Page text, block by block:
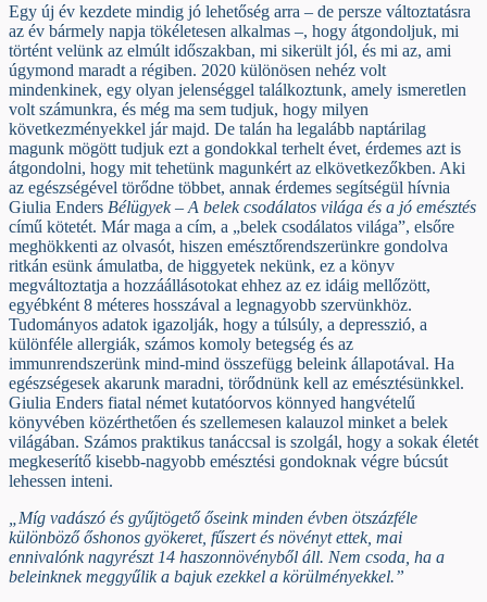
Egy új év kezdete mindig jó lehetőség arra – de persze változtatásra
az év bármely napja tökéletesen alkalmas –, hogy átgondoljuk, mi
történt velünk az elmúlt időszakban, mi sikerült jól, és mi az, ami
úgymond maradt a régiben. 2020 különösen nehéz volt
mindenkinek, egy olyan jelenséggel találkoztunk, amely ismeretlen
volt számunkra, és még ma sem tudjuk, hogy milyen
következményekkel jár majd. De talán ha legalább naptárilag
magunk mögött tudjuk ezt a gondokkal terhelt évet, érdemes azt is
átgondolni, hogy mit tehetünk magunkért az elkövetkezőkben. Aki
az egészségével törődne többet, annak érdemes segítségül hívnia
Giulia Enders Bélügyek– A belek csodálatos világa és a jó emésztés
című kötetét. Már maga a cím, a „belek csodálatos világa”, elsőre
meghökkenti az olvasót, hiszen emésztőrendszerünkre gondolva
ritkán esünk ámulatba, de higgyetek nekünk, ez a könyv
megváltoztatja a hozzáállásotokat ehhez az ez idáig mellőzött,
egyébként 8 méteres hosszával a legnagyobb szervünkhöz.
Tudományos adatok igazolják, hogy a túlsúly, a depresszió, a
különféle allergiák, számos komoly betegség és az
immunrendszerünk mind-mind összefügg beleink állapotával. Ha
egészségesek akarunk maradni, törődnünk kell az emésztésünkkel.
Giulia Enders fiatal német kutatóorvos könnyed hangvételű
könyvében közérthetően és szellemesen kalauzol minket a belek
világában. Számos praktikus tanáccsal is szolgál, hogy a sokak életét
megkeserítő kisebb-nagyobb emésztési gondoknak végre búcsút
lehessen inteni.
„Míg vadászó és gyűjtögető őseink minden évben ötszázféle
különböző őshonos gyökeret, fűszert és növényt ettek, mai
ennivalónk nagyrészt 14 haszonnövényből áll. Nem csoda, ha a
beleinknek meggyűlik a bajuk ezekkel a körülményekkel.”